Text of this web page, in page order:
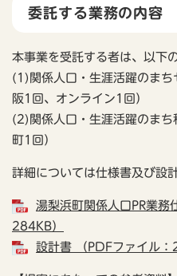
委託する業務の内容
本事業を受託する者は、以下
(1)関係人口・生涯活躍のま
阪1回、オンライン1回）
(2)関係人口・生涯活躍のま
町1回）
詳細については仕様書及び設
湯梨浜町関係人口PR業務
284KB）
設計書 （PDFファイル：